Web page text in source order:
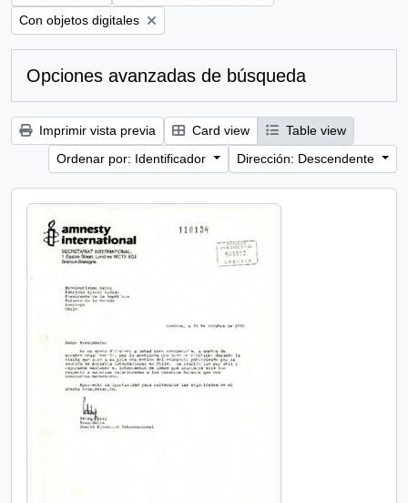
Remove filter:
Con objetos digitales
Opciones avanzadas de búsqueda
Imprimir vista previa Card view
Table view
Ordenar por: Identificador
Dirección: Descendente